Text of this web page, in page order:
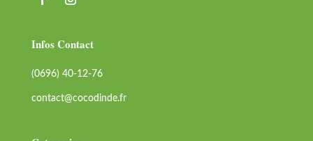
Infos Contact
(0696) 40-12-76
contact@cocodinde.fr